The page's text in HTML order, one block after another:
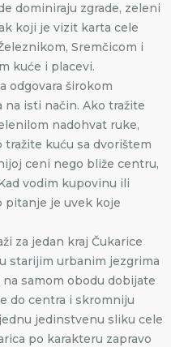
dominiraju zgrade, zeleni
koji je vizit karta cele
Sremčicom i
kuće i placevi.
odgovara širokom
na isti način. Ako tražite
nadohvat ruke,
kuću sa dvorištem
ceni nego bliže centru,
vodim kupovinu ili
pitanje je uvek koje
za jedan kraj Čukarice
starijim urbanim jezgrima
samom obodu dobijate
do centra i skromniju
jedinstvenu sliku cele
po karakteru zapravo